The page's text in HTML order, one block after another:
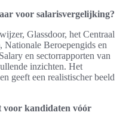
voor salarisvergelijking?
Glassdoor, het Centraal
Beroepengids en
en sectorrapporten van
inzichten. Het
geeft een realistischer beeld
voor kandidaten vóór